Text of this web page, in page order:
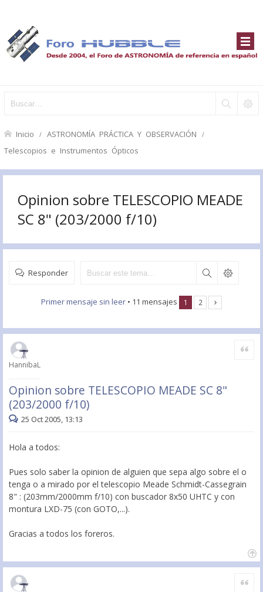
Inicio ASTRONOMÍA PRÁCTICA Y OBSERVACIÓN
Telescopios e Instrumentos Ópticos
Opinion sobre TELESCOPIO MEADE
SC 8" (203/2000 f/10)
Responder
Primer mensaje sin leer • 11 mensajes 1 2
HannibaL
Opinion sobre TELESCOPIO MEADE SC 8"
(203/2000 f/10)
Citar
25 Oct 2005, 13:13
Hola a todos:
Pues solo saber la opinion de alguien que sepa algo sobre el o
tenga o a mirado por el telescopio Meade Schmidt-Cassegrain
8" : (203mm/2000mm f/10) con buscador 8x50 UHTC y con
montura LXD-75 (con GOTO,...).
Gracias a todos los foreros.
Citar